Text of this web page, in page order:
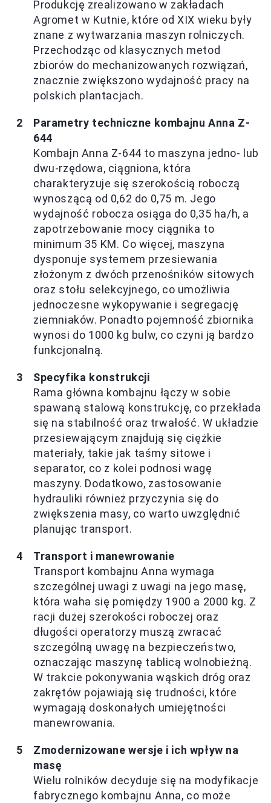
Produkcję zrealizowano w zakładach
Agromet w Kutnie, które od XIX wieku były
znane z wytwarzania maszyn rolniczych.
Przechodząc od klasycznych metod
zbiorów do mechanizowanych rozwiązań,
znacznie zwiększono wydajność pracy na
polskich plantacjach.
Parametry techniczne kombajnu Anna Z-
644
Kombajn Anna Z-644 to maszyna jedno- lub
dwu-rzędowa, ciągniona, która
charakteryzuje się szerokością roboczą
wynoszącą od 0,62 do 0,75 m. Jego
wydajność robocza osiąga do 0,35 ha/h, a
zapotrzebowanie mocy ciągnika to
minimum 35 KM. Co więcej, maszyna
dysponuje systemem przesiewania
złożonym z dwóch przenośników sitowych
oraz stołu selekcyjnego, co umożliwia
jednoczesne wykopywanie i segregację
ziemniaków. Ponadto pojemność zbiornika
wynosi do 1000 kg bulw, co czyni ją bardzo
funkcjonalną.
Specyfika konstrukcji
Rama główna kombajnu łączy w sobie
spawaną stalową konstrukcję, co przekłada
się na stabilność oraz trwałość. W układzie
przesiewającym znajdują się ciężkie
materiały, takie jak taśmy sitowe i
separator, co z kolei podnosi wagę
maszyny. Dodatkowo, zastosowanie
hydrauliki również przyczynia się do
zwiększenia masy, co warto uwzględnić
planując transport.
Transport i manewrowanie
Transport kombajnu Anna wymaga
szczególnej uwagi z uwagi na jego masę,
która waha się pomiędzy 1900 a 2000 kg. Z
racji dużej szerokości roboczej oraz
długości operatorzy muszą zwracać
szczególną uwagę na bezpieczeństwo,
oznaczając maszynę tablicą wolnobieżną.
W trakcie pokonywania wąskich dróg oraz
zakrętów pojawiają się trudności, które
wymagają doskonałych umiejętności
manewrowania.
Zmodernizowane wersje i ich wpływ na
masę
Wielu rolników decyduje się na modyfikacje
fabrycznego kombajnu Anna, co może